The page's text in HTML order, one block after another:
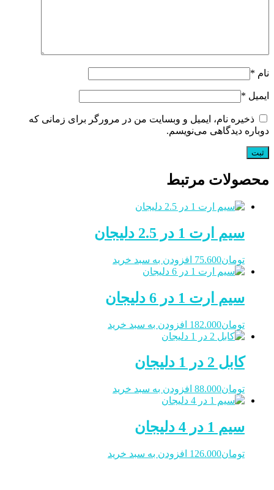
نام *
ایمیل *
ذخیره نام، ایمیل و وبسایت من در مرورگر برای زمانی که
دوباره دیدگاهی می‌نویسم.
محصولات مرتبط
سیم ارت 1 در 2.5 دلیجان
تومان75.600 افزودن به سبد خرید
سیم ارت 1 در 6 دلیجان
تومان182.000 افزودن به سبد خرید
کابل 2 در 1 دلیجان
تومان88.000 افزودن به سبد خرید
سیم 1 در 4 دلیجان
تومان126.000 افزودن به سبد خرید